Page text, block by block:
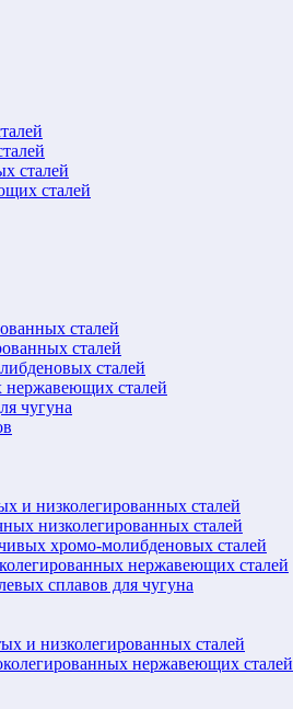
сталей
сталей
сталей
сталей
сталей
нержавеющих сталей
чугуна
и низколегированных сталей
низколегированных сталей
хромо-молибденовых сталей
нержавеющих сталей
сплавов для чугуна
и низколегированных сталей
нержавеющих сталей